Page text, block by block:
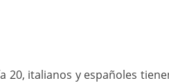
italianos y españoles